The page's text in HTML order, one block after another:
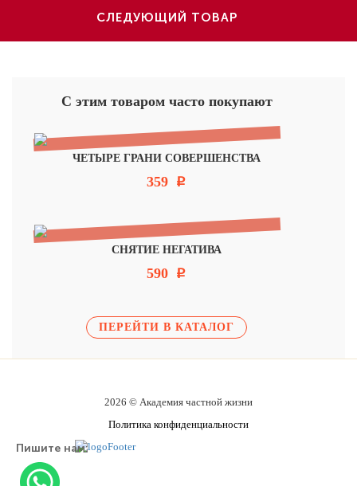
Пишите нам:
СЛЕДУЮЩИЙ ТОВАР
С этим товаром часто покупают
ЧЕТЫРЕ ГРАНИ СОВЕРШЕНСТВА
359 Р
СНЯТИЕ НЕГАТИВА
590 Р
ПЕРЕЙТИ В КАТАЛОГ
2026 © Академия частной жизни
Политика конфиденциальности